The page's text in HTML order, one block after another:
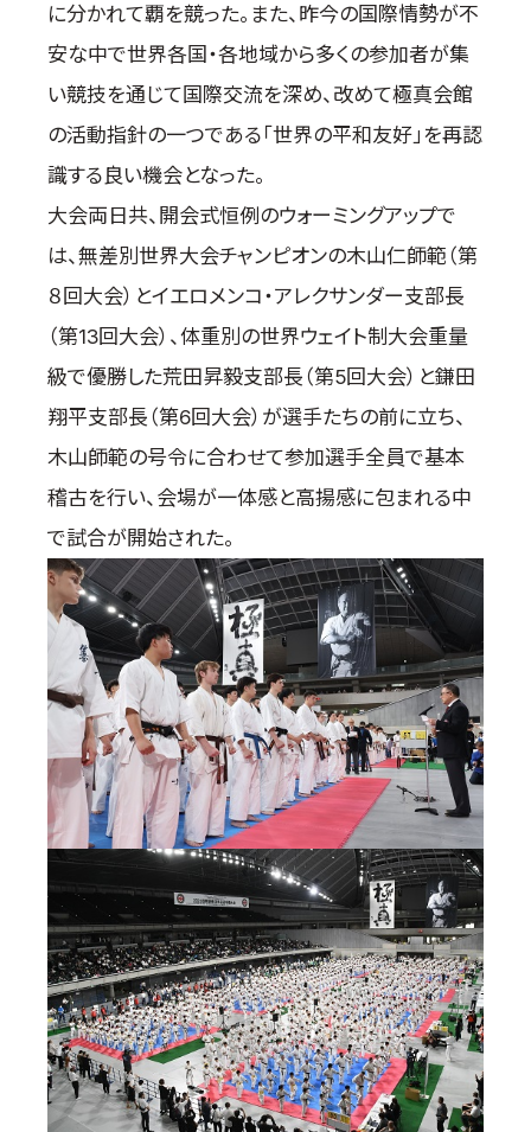
取材のお申し込み
よくある質問
本サイトについて
プライバシーポリシー
サイトマップ
日本語
English
に分かれて覇を競った。また、昨今の国際情勢が不
安な中で世界各国・各地域から多くの参加者が集
い競技を通じて国際交流を深め、改めて極真会館
の活動指針の一つである「世界の平和友好」を再認
識する良い機会となった。
大会両日共、開会式恒例のウォーミングアップで
は、無差別世界大会チャンピオンの木山仁師範（第
８回大会）とイエロメンコ・アレクサンダー支部長
（第13回大会）、体重別の世界ウェイト制大会重量
級で優勝した荒田昇毅支部長（第5回大会）と鎌田
翔平支部長（第6回大会）が選手たちの前に立ち、
木山師範の号令に合わせて参加選手全員で基本
稽古を行い、会場が一体感と高揚感に包まれる中
で試合が開始された。